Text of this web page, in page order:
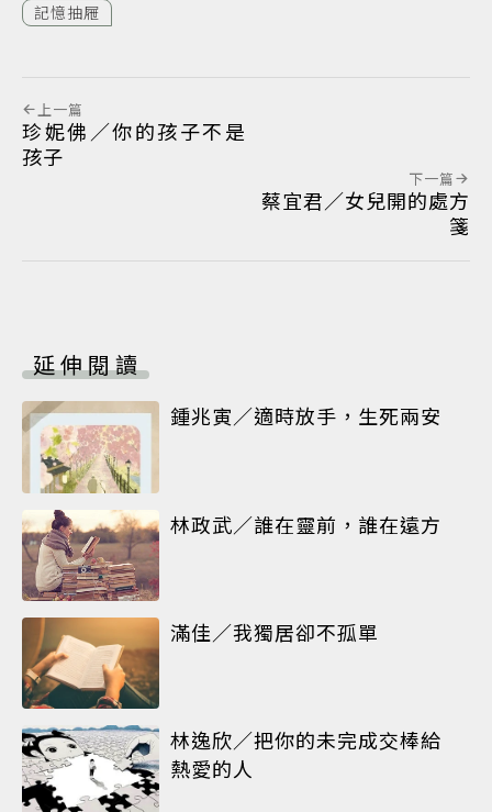
記憶抽屜
上一篇
珍妮佛／你的孩子不是
孩子
下一篇
蔡宜君／女兒開的處方
箋
延伸閱讀
鍾兆寅／適時放手，生死兩安
林政武／誰在靈前，誰在遠方
滿佳／我獨居卻不孤單
林逸欣／把你的未完成交棒給
熱愛的人